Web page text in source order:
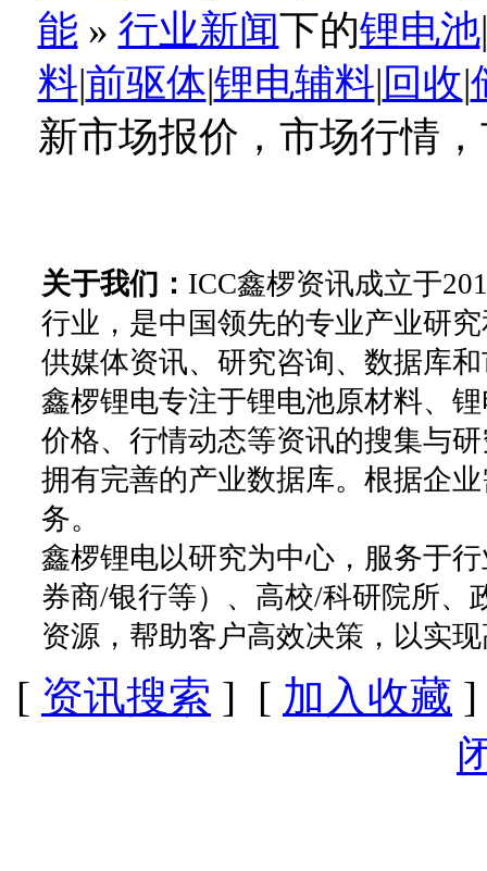
能 » 行业新闻下的锂电池|
料|前驱体|锂电辅料|回收|
新市场报价，市场行情
关于我们： ICC鑫椤资讯成立于
行业，是中国领先的专业产业研
供媒体资讯、研究咨询、数据库
鑫椤锂电专注于锂电池原材料、
价格、行情动态等资讯的搜集与
拥有完善的产业数据库。根据企
务。
鑫椤锂电以研究为中心，服务于
券商/银行等）、高校/科研院所、
资源，帮助客户高效决策，以实
[ 资讯搜索 ] [ 加入收藏